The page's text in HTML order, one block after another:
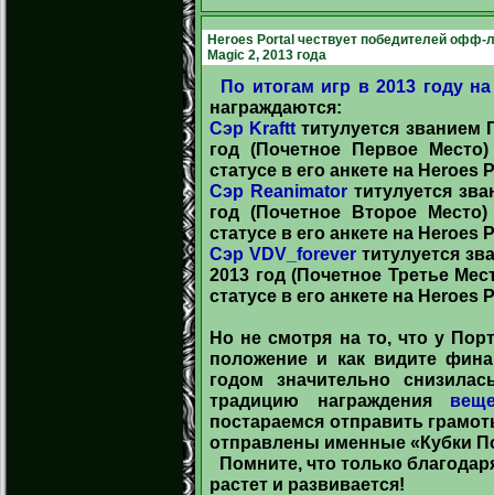
Heroes Portal чествует победителей офф-
Magic 2, 2013 года
По итогам игр в 2013 году
награждаются:
Сэр Kraftt титулуется званием
год (Почетное Первое
статусе в его анкете на Heroes
Сэр Reanimatorтитулуется
год (Почетное Второе
статусе в его анкете на Heroes
Сэр VDV_forever титулуется
2013 год (Почетное Третье
статусе в его анкете на Heroes
Но не смотря на то, что у
положение и как видите
годом значительно
традицию награждения
постараемся отправить
отправлены именные «Кубки
Помните, что только
растет и развивается!